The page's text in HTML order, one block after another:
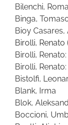
Bilenchi,
Binga,
Bioy
Birolli, Renato
Birolli,
Birolli,
Bistolfi,
Blank, Irma
Blok,
Boccioni,